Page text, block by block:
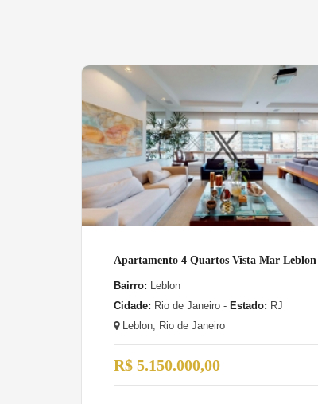
Apartamento 4 Quartos Vista Mar Leblon
Bairro: Leblon
Cidade: Rio de Janeiro - Estado: RJ
Leblon, Rio de Janeiro
R$ 5.150.000,00